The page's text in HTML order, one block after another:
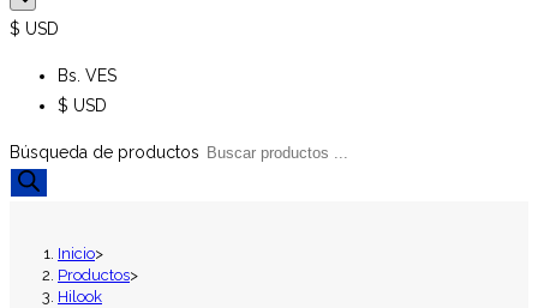
$ USD
Bs. VES
$ USD
Búsqueda de productos
Inicio>
Productos>
Hilook